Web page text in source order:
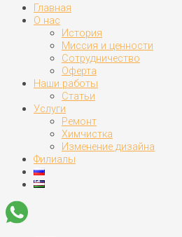
Главная
О нас
История
Миссия и ценности
Сотрудничество
Оферта
Наши работы
Статьи
Услуги
Ремонт
Химчистка
Изменение дизайна
Филиалы